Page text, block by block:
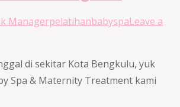
ManagerpelatihanbabyspaLeave a
di sekitar Kota Bengkulu, yuk
Spa & Maternity Treatment kami